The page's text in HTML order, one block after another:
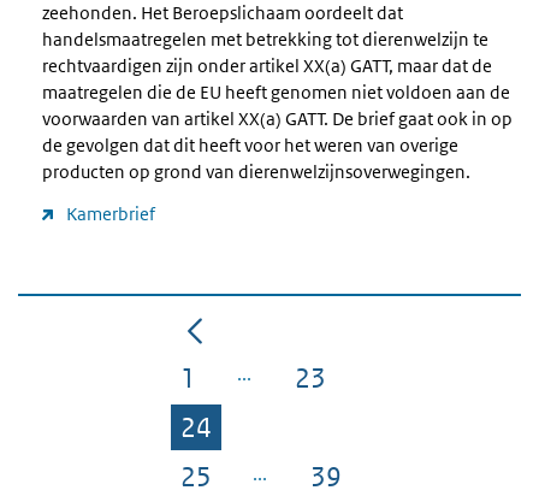
zeehonden. Het Beroepslichaam oordeelt dat
handelsmaatregelen met betrekking tot dierenwelzijn te
rechtvaardigen zijn onder artikel XX(a) GATT, maar dat de
maatregelen die de EU heeft genomen niet voldoen aan de
voorwaarden van artikel XX(a) GATT. De brief gaat ook in op
de gevolgen dat dit heeft voor het weren van overige
producten op grond van dierenwelzijnsoverwegingen.
Kamerbrief
Pagina
1 Pagina
23
Pagina
24
Pagina
25 Pagina
39